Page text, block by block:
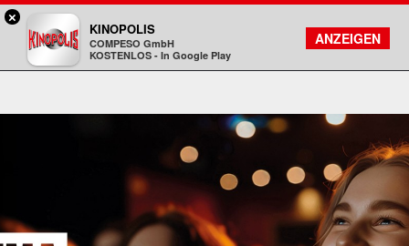
Kinopolis
FILMSUCHE
KONTO
×
KINOPOLIS
COMPESO GmbH
KOSTENLOS - In Google Play
ANZEIGEN